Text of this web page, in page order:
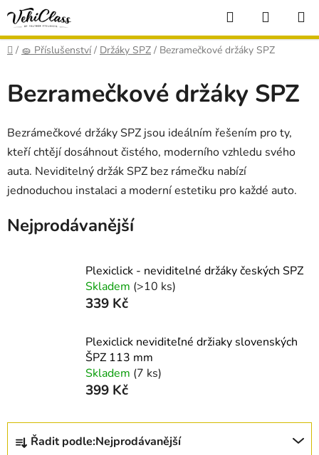
Přejít
obsah
Hledat
KOŠÍK
Domů
/ 🧽 Příslušenství / Držáky SPZ / Bezramečkové držáky SPZ
Bezramečkové držáky SPZ
Bezrámečkové držáky SPZ jsou ideálním řešením pro ty,
kteří chtějí dosáhnout čistého, moderního vzhledu svého
auta. Neviditelný držák SPZ bez rámečku nabízí
jednoduchou instalaci a moderní estetiku pro každé auto.
Nejprodávanější
Plexiclick - neviditelné držáky českých SPZ
Skladem (>10 ks)
339 Kč
Plexiclick neviditeľné držiaky slovenských
ŠPZ 113 mm
Skladem (7 ks)
399 Kč
Ř
Řadit podle:Nejprodávanější